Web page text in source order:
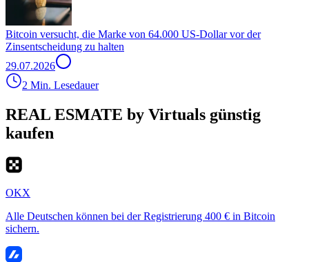
Bitcoin versucht, die Marke von 64.000 US-Dollar vor der
Zinsentscheidung zu halten
29.07.2026
2 Min. Lesedauer
REAL ESMATE by Virtuals günstig
kaufen
OKX
Alle Deutschen können bei der Registrierung 400 € in Bitcoin
sichern.